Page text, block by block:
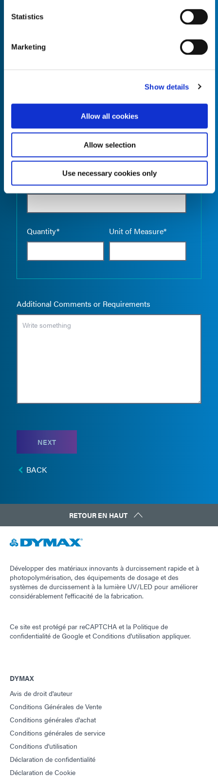
Statistics
Marketing
Show details
Allow all cookies
Allow selection
Use necessary cookies only
Unit of Measure*
Product Name*
Quantity* Unit of Measure*
Additional Comments or Requirements
NEXT
BACK
RETOUR EN HAUT
Développer des matériaux innovants à durcissement rapide et à
photopolymérisation, des équipements de dosage et des
systèmes de durcissement à la lumière UV/LED pour améliorer
considérablement l'efficacité de la fabrication.
Ce site est protégé par reCAPTCHA et la Politique de
confidentialité de Google etConditions d'utilisation appliquer.
DYMAX
Avis de droit d'auteur
Conditions Générales de Vente
Conditions générales d'achat
Conditions générales de service
Conditions d'utilisation
Déclaration de confidentialité
Déclaration de Cookie